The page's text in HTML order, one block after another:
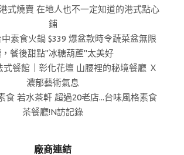
式燒賣 在地人也不一定知道的港式點心
鋪
素食火鍋 $339 爆盆款時令蔬菜盆無限
餐後甜點"冰糖葫蘆"太美好
式餐館｜彰化花壇 山腰裡的秘境餐廳 Ｘ
濃郁藝術氣息
食 若水茶軒 超過20老店...台味風格素食
茶餐廳!N訪記錄
廠商連結